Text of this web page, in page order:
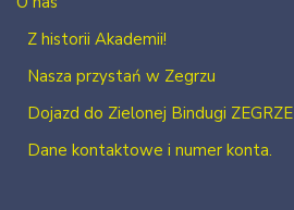
Z historii Akademii!
Nasza przystań w Zegrzu
Dojazd do Zielonej Bindugi ZEGRZE
Dane kontaktowe i numer konta.